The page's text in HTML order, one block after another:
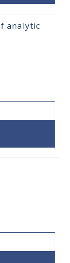
analytic